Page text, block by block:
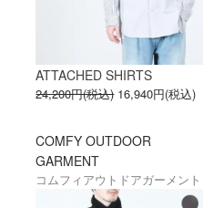
ATTACHED SHIRTS
24,200円(税込) 16,940円(税込)
COMFY OUTDOOR
GARMENT
コムフィアウトドアガーメント